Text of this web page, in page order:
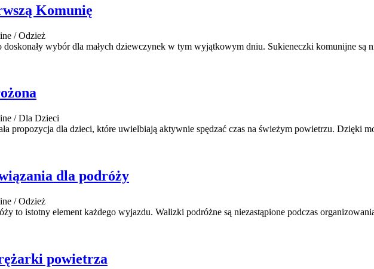
Komunię
/ Odzież
wybór dla małych dziewczynek w tym wyjątkowym dniu. Sukieneczki komunijne są
/ Dla Dzieci
propozycja dla dzieci, które uwielbiają aktywnie spędzać czas na świeżym powietrzu. Dzięki
dla podróży
/ Odzież
to istotny element każdego wyjazdu. Walizki podróżne są niezastąpione podczas
powietrza